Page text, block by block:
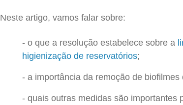
Neste artigo, vamos falar sobre:
o que a resolução estabelece sobre a
higienização de reservatórios;
a importância da remoção de biofilmes
quais outras medidas são importantes